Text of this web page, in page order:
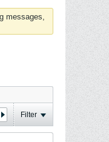
messages,
Filter